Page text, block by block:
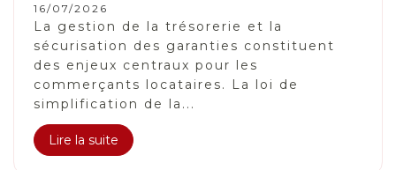
16/07/2026
La gestion de la trésorerie et la
sécurisation des garanties constituent
des enjeux centraux pour les
commerçants locataires. La loi de
simplification de la...
Lire la suite